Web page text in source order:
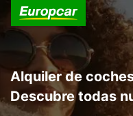
Alquiler de
Descubre todas